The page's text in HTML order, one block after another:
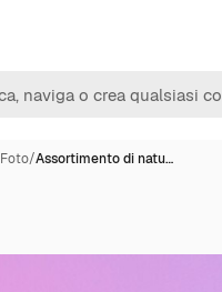
Foto/Assortimento di natu…